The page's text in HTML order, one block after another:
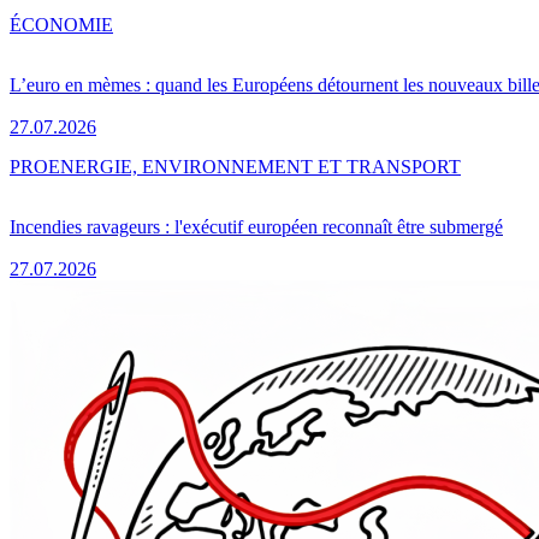
L’euro en mèmes : quand les Européens détournent les nouveaux
27.07.2026
ÉCONOMIE
Incendies ravageurs : l'exécutif européen reconnaît être submergé
27.07.2026
PROENERGIE, ENVIRONNEMENT ET TRANSPORT